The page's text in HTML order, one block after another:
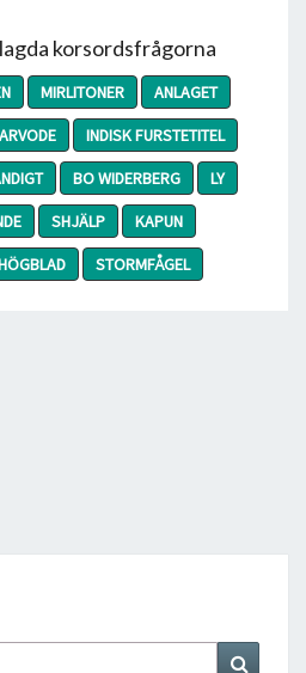
korsordsfrågorna
MIRLITONER
ANLAGET
ARVODE
INDISK FURSTETITEL
BO WIDERBERG
LY
SHJÄLP
KAPUN
STORMFÅGEL